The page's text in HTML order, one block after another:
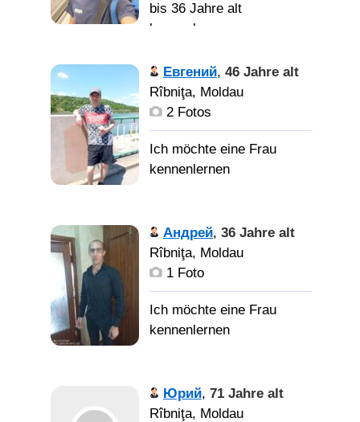
bis 36 Jahre alt
kennenlernen
Евгений, 46 Jahre alt
Rîbniţa, Moldau
2 Fotos
Андрей, 36 Jahre alt
Rîbniţa, Moldau
1 Foto
Юрий, 71 Jahre alt
Rîbniţa, Moldau